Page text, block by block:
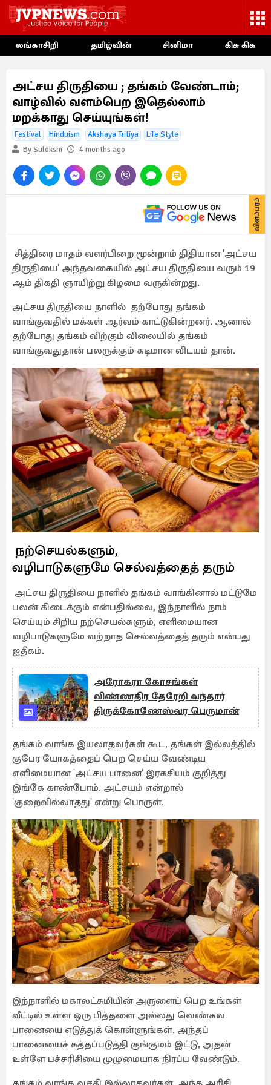
லங்காசிறி தமிழ்வின் சினிமா கிசு கிசு
அட்சய திருதியை ; தங்கம் வேண்டாம்;
வாழ்வில் வளம்பெற இதெல்லாம்
மறக்காது செய்யுங்கள்!
Festival Hinduism Akshaya Tritiya
Life Style
By Sulokshi
4 months ago
விளம்பரம்
சித்திரை மாதம் வளர்பிறை மூன்றாம் திதியான 'அட்சய
திருதியை' அந்தவகையில் அட்சய திருதியை வரும் 19
ஆம் திகதி ஞாயிற்று கிழமை வருகின்றது.
அட்சய திருதியை நாளில் தற்போது தங்கம்
வாங்குவதில் மக்கள் ஆர்வம் காட்டுகின்றனர். ஆனால்
தற்போது தங்கம் விற்கும் விலையில் தங்கம்
வாங்குவதுதான் பலருக்கும் கடிமான விடயம் தான்.
நற்செயல்களும்,
வழிபாடுகளுமே செல்வத்தைத் தரும்
அட்சய திருதியை நாளில் தங்கம் வாங்கினால் மட்டுமே
பலன் கிடைக்கும் என்பதில்லை, இந்நாளில் நாம்
செய்யும் சிறிய நற்செயல்களும், எளிமையான
வழிபாடுகளுமே வற்றாத செல்வத்தைத் தரும் என்பது
ஐதீகம்.
அரோகரா கோசங்கள்
விண்ணதிர தேரேறி வந்தார்
திருக்கோணேஸ்வர பெருமான்
தங்கம் வாங்க இயலாதவர்கள் கூட, தங்கள் இல்லத்தில்
குபேர யோகத்தைப் பெற செய்ய வேண்டிய
எளிமையான 'அட்சய பானை' இரகசியம் குறித்து
இங்கே காண்போம். அட்சயம் என்றால்
'குறைவில்லாதது' என்று பொருள்.
இந்நாளில் மகாலட்சுமியின் அருளைப் பெற உங்கள்
வீட்டில் உள்ள ஒரு பித்தளை அல்லது வெண்கல
பானையை எடுத்துக் கொள்ளுங்கள். அந்தப்
பானையைச் சுத்தப்படுத்தி குங்குமம் இட்டு, அதன்
உள்ளே பச்சரிசியை முழுமையாக நிரப்ப வேண்டும்.